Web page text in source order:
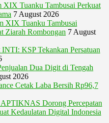
Tuanku Tambusai Perkuat
7 August 2026
XIX Tuanku Tambusai
Ziarah Rombongan 7 August
INTI: KSP Tekankan Persatuan
Dua Digit di Tengah
2026
Cetak Laba Bersih Rp96,7
Dorong Percepatan
Kedaulatan Digital Indonesia